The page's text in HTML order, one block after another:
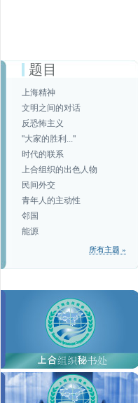
题目
上海精神
文明之间的对话
反恐怖主义
"大家的胜利..."
时代的联系
上合组织的出色人物
民间外交
青年人的主动性
邻国
能源
所有主题 »